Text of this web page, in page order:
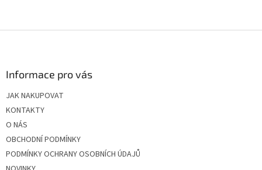
Informace pro vás
JAK NAKUPOVAT
KONTAKTY
O NÁS
OBCHODNÍ PODMÍNKY
PODMÍNKY OCHRANY OSOBNÍCH ÚDAJŮ